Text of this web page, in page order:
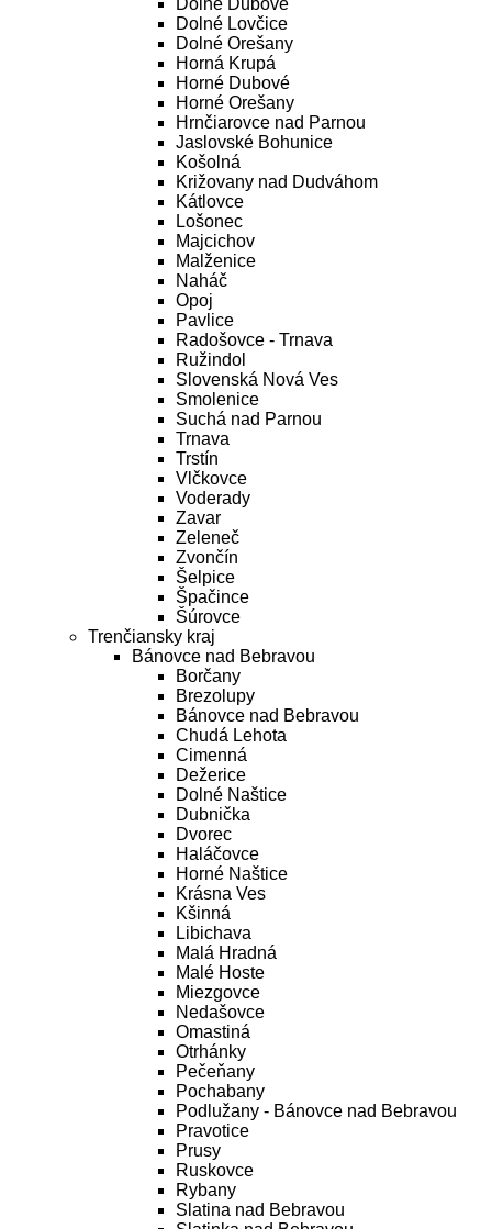
Dolné Dubové
Dolné Lovčice
Dolné Orešany
Horná Krupá
Horné Dubové
Horné Orešany
Hrnčiarovce nad Parnou
Jaslovské Bohunice
Košolná
Križovany nad Dudváhom
Kátlovce
Lošonec
Majcichov
Malženice
Naháč
Opoj
Pavlice
Radošovce - Trnava
Ružindol
Slovenská Nová Ves
Smolenice
Suchá nad Parnou
Trnava
Trstín
Vlčkovce
Voderady
Zavar
Zeleneč
Zvončín
Šelpice
Špačince
Šúrovce
Trenčiansky kraj
Bánovce nad Bebravou
Borčany
Brezolupy
Bánovce nad Bebravou
Chudá Lehota
Cimenná
Dežerice
Dolné Naštice
Dubnička
Dvorec
Haláčovce
Horné Naštice
Krásna Ves
Kšinná
Libichava
Malá Hradná
Malé Hoste
Miezgovce
Nedašovce
Omastiná
Otrhánky
Pečeňany
Pochabany
Podlužany - Bánovce nad Bebravou
Pravotice
Prusy
Ruskovce
Rybany
Slatina nad Bebravou